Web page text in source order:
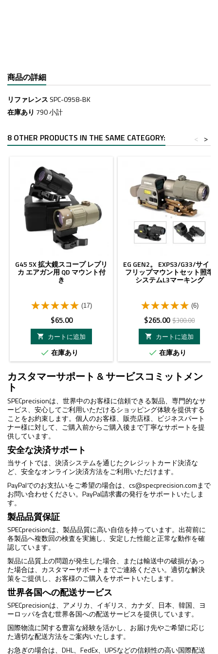
商品の詳細
リファレンス SPC-0958-BK
在庫あり 790 小計
8 OTHER PRODUCTS IN THE SAME CATEGORY: >
<
G45 5X 拡大鏡スコープ レプリ
カ エアガン用 QD マウント付
き
(17)
価
格
$65.00

カートに追加
 在庫あり
EG GEN2。 EXPS3/G33/サイド
フリップマウントセット照準
システムL3マーキング
(6)
価
格
$265.00 ベ
ー
ス
価
格
$300.00

カートに追加
 在庫あり
カスタマーサポート & サービスコミットメン
ト
SPECprecisionは、世界中のお客様に信頼できる製品、専門的なサ
ービス、安心してご利用いただけるショッピング体験を提供する
ことをお約束します。個人のお客様、販売店様、ビジネスパート
ナー様に対して、ご購入前からご購入後まで丁寧なサポートを提
供しています。
安全な決済サポート
当サイトでは、決済システムを通じたクレジットカード決済な
ど、安全なオンライン決済方法をご利用いただけます。
PayPalでのお支払いをご希望の場合は、 cs@specprecision.comまで
お問い合わせください。PayPal請求書の発行をサポートいたしま
す。
製品品質保証
SPECprecisionは、製品品質に高い自信を持っています。出荷前に
各製品へ複数回の検査を実施し、安定した性能と正常な動作を確
認しています。
製品に品質上の問題が発生した場合、または輸送中の破損があっ
た場合は、カスタマーサポートまでご連絡ください。適切な解決
策をご提供し、お客様のご購入をサポートいたします。
世界各国への配送サービス
SPECprecisionは、アメリカ、イギリス、カナダ、日本、韓国、ヨ
ーロッパを含む世界各国への配送サービスを提供しています。
国際物流に関する豊富な経験を活かし、お届け先やご希望に応じ
た適切な配送方法をご案内いたします。
お急ぎの場合は、DHL、FedEx、UPSなどの信頼性の高い国際配送